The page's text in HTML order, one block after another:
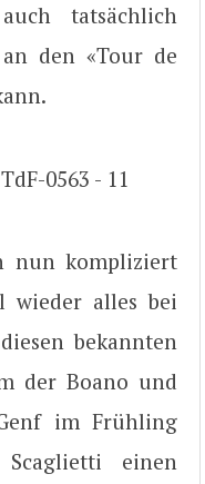
tatsächlich
den «Tour de
nun kompliziert
wieder alles bei
bekannten
der Boano und
im Frühling
einen